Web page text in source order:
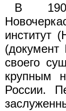
В
институт
своего
крупным
России.